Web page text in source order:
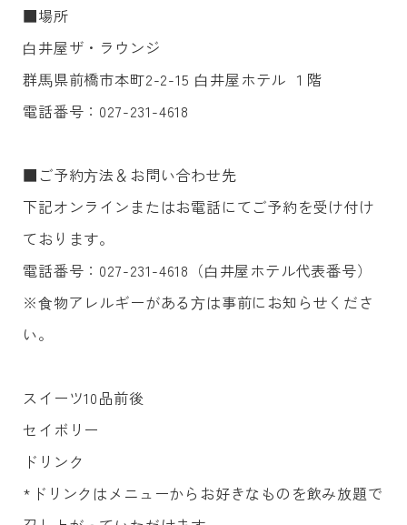
■場所
⽩井屋ザ・ラウンジ
群⾺県前橋市本町2-2-15 ⽩井屋ホテル １階
電話番号：027-231-4618
■ご予約⽅法＆お問い合わせ先
下記オンラインまたはお電話にてご予約を受け付け
ております。
電話番号：027-231-4618（⽩井屋ホテル代表番号）
※⾷物アレルギーがある⽅は事前にお知らせくださ
い。
スイーツ10品前後
セイボリー
ドリンク
*ドリンクはメニューからお好きなものを飲み放題で